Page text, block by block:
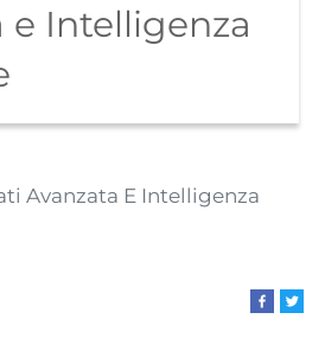
e Intelligenza
Avanzata E Intelligenza